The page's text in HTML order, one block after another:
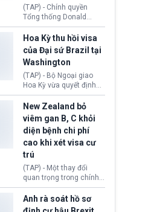
(TAP) - Chính quyền
Tổng thống Donald
Trump đã hoàn trả
khoảng 100 tỷ USD thuế
quan từng thu theo Đạo
luật Quyền hạn Kinh tế
Khẩn cấp Quốc tế
(IEEPA). Động thái này
diễn ra sau phán quyết
hồi tháng 2 bởi Tòa án
Tối cao Hoa Kỳ
(SCOTUS) khi tuyên bố,
việc áp thuế diện rộng là
hoàn toàn bất hợp pháp.
Hoa Kỳ thu hồi visa
của Đại sứ Brazil tại
Washington
(TAP) - Bộ Ngoại giao
Hoa Kỳ vừa quyết định
thu hồi thị thực (visa)
của bà Maria Luiza
Ribeiro Viotti - Đại sứ
Brazil tại Washington.
Động thái trên diễn ra
trong bối cảnh tranh
chấp ngoại giao giữa
chính quyền Tổng thống
Donald Trump và chính
phủ cánh tả Tổng thống
da Silva đang leo thang
New Zealand bỏ
viêm gan B, C khỏi
diện bệnh chi phí
cao khi xét visa cư
trú
(TAP) - Một thay đổi
quan trọng trong chính
sách nhập cư của New
Zealand đang mở ra
thêm cơ hội cho nhiều
Anh rà soát hồ sơ